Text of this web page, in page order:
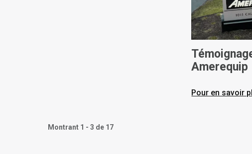
Amerequip
Pour en savoir
Montrant 1 - 3 de 17